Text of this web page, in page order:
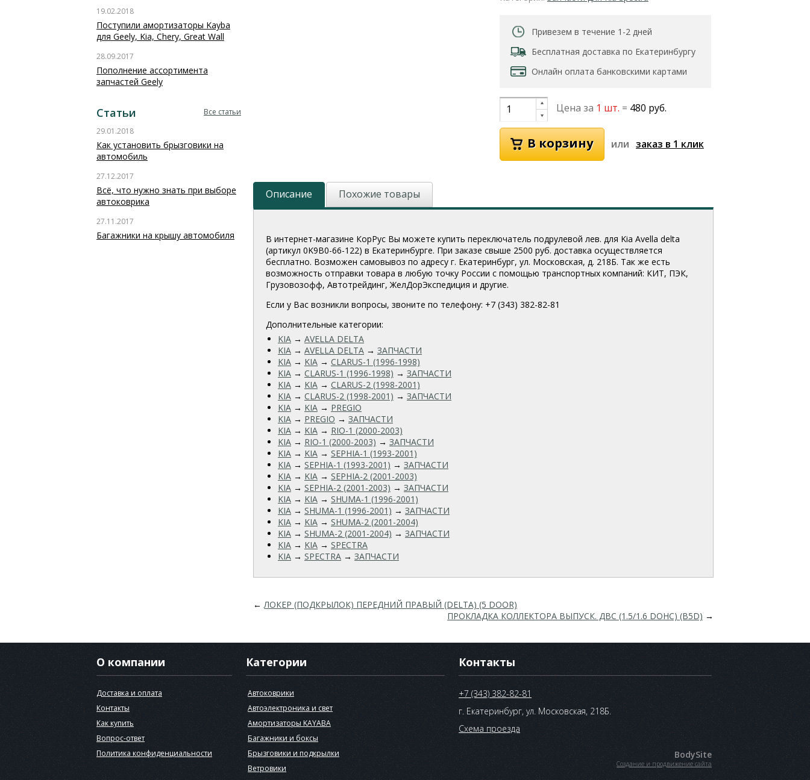
19.02.2018
Поступили амортизаторы Kayba
для Geely, Kia, Chery, Great Wall
28.09.2017
Пополнение ассортимента
запчастей Geely
Статьи
Все статьи
29.01.2018
Как установить брызговики на
автомобиль
27.12.2017
Всё, что нужно знать при выборе
автоковрика
27.11.2017
Багажники на крышу автомобиля
Привезем в течение 1-2 дней
Бесплатная доставка по Екатеринбургу
Онлайн оплата банковскими картами
Цена за 1 шт. = 480 руб.
или
Описание Похожие товары
В интернет-магазине КорРус Вы можете купить переключатель подрулевой лев. для Kia Avella delta
(артикул 0K9B0-66-122) в Екатеринбурге. При заказе свыше 2500 руб. доставка осуществляется
бесплатно. Возможен самовывоз по адресу г. Екатеринбург, ул. Московская, д. 218Б. Так же есть
возможность отправки товара в любую точку России с помощью транспортных компаний: КИТ, ПЭК,
Грузовозофф, Автотрейдинг, ЖелДорЭкспедиция и другие.
Если у Вас возникли вопросы, звоните по телефону: +7 (343) 382-82-81
Дополнительные категории:
KIA → AVELLA DELTA
KIA → AVELLA DELTA → ЗАПЧАСТИ
KIA → KIA → CLARUS-1 (1996-1998)
KIA → CLARUS-1 (1996-1998) → ЗАПЧАСТИ
KIA → KIA → CLARUS-2 (1998-2001)
KIA → CLARUS-2 (1998-2001) → ЗАПЧАСТИ
KIA → KIA → PREGIO
KIA → PREGIO → ЗАПЧАСТИ
KIA → KIA → RIO-1 (2000-2003)
KIA → RIO-1 (2000-2003) → ЗАПЧАСТИ
KIA → KIA → SEPHIA-1 (1993-2001)
KIA → SEPHIA-1 (1993-2001) → ЗАПЧАСТИ
KIA → KIA → SEPHIA-2 (2001-2003)
KIA → SEPHIA-2 (2001-2003) → ЗАПЧАСТИ
KIA → KIA → SHUMA-1 (1996-2001)
KIA → SHUMA-1 (1996-2001) → ЗАПЧАСТИ
KIA → KIA → SHUMA-2 (2001-2004)
KIA → SHUMA-2 (2001-2004) → ЗАПЧАСТИ
KIA → KIA → SPECTRA
KIA → SPECTRA → ЗАПЧАСТИ
← ЛОКЕР (ПОДКРЫЛОК) ПЕРЕДНИЙ ПРАВЫЙ (DELTA) (5 DOOR)
ПРОКЛАДКА КОЛЛЕКТОРА ВЫПУСК. ДВС (1.5/1.6 DOHC) (B5D) →
О компании
Доставка и оплата
Контакты
Как купить
Вопрос-ответ
Политика конфиденциальности
Категории
Автоковрики
Автоэлектроника и свет
Амортизаторы KAYABA
Багажники и боксы
Брызговики и подкрылки
Ветровики
Контакты
+7 (343) 382-82-81
г. Екатеринбург, ул. Московская, 218Б.
Схема проезда
BodySite
Создание и продвижение сайта